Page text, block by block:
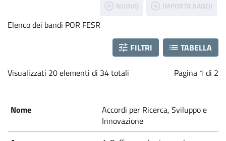
r
e
s
r
B
NUOVO IMPORTA BANDI
Elenco dei bandi POR FESR
FILTRI
TABELLA
Visualizzati 20 elementi di 34 totali Pagina 1 di 2
Accordi per Ricerca, Sviluppo e
Innovazione